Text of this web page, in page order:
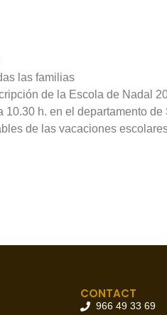
las familias
de la Escola de Nadal
h. en el departamento
de las vacaciones
CONTACT
966 49 33 69